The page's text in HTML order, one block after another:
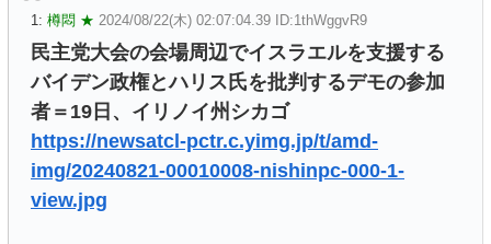
1: 樽悶 ★ 2024/08/22(木) 02:07:04.39 ID:1thWggvR9
民主党大会の会場周辺でイスラエルを支援する
バイデン政権とハリス氏を批判するデモの参加
者＝19日、イリノイ州シカゴ
https://newsatcl-pctr.c.yimg.jp/t/amd-
img/20240821-00010008-nishinpc-000-1-
view.jpg